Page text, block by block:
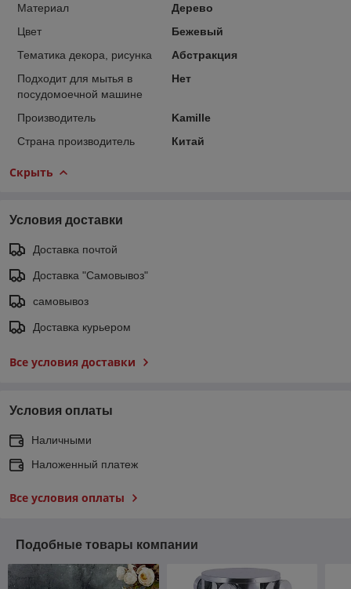
Материал
Дерево
Цвет
Бежевый
Тематика декора, рисунка
Абстракция
Подходит для мытья в
посудомоечной машине
Нет
Производитель
Kamille
Страна производитель
Китай
Скрыть
Условия доставки
Доставка почтой
Доставка "Самовывоз"
самовывоз
Доставка курьером
Все условия доставки
Условия оплаты
Наличными
Наложенный платеж
Все условия оплаты
Подобные товары компании